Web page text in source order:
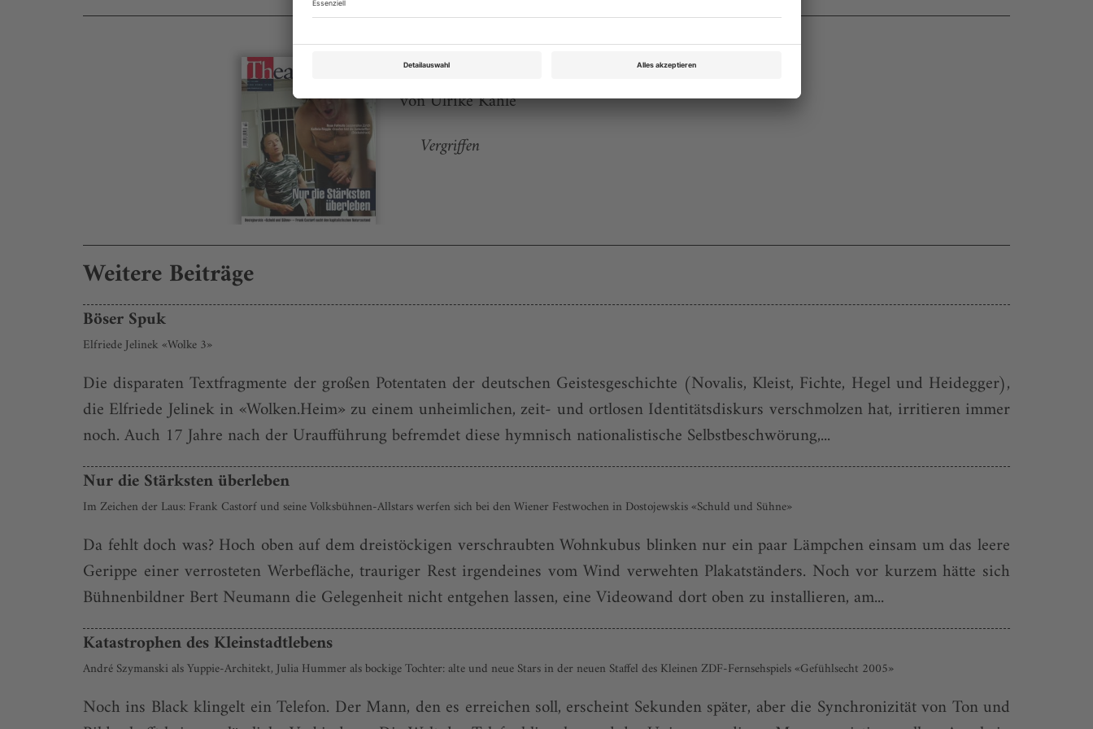
Theater heute Juli 2005
von Ulrike Kahle
Vergriffen
Weitere Beiträge
Böser Spuk
Elfriede Jelinek «Wolke 3»
Die disparaten Textfragmente der großen Potentaten der deutschen Geistesgeschichte (Novalis, Kleist, Fichte, Hegel und Heidegger),
die Elfriede Jelinek in «Wolken.Heim» zu einem unheimlichen, zeit- und ortlosen Identitätsdiskurs verschmolzen hat, irritieren immer
noch. Auch 17 Jahre nach der Uraufführung befremdet diese hymnisch nationalistische Selbstbeschwörung,...
Nur die Stärksten überleben
Im Zeichen der Laus: Frank Castorf und seine Volksbühnen-Allstars werfen sich bei den Wiener Festwochen in Dostojewskis «Schuld und Sühne»
Da fehlt doch was? Hoch oben auf dem dreistöckigen verschraubten Wohnkubus blinken nur ein paar Lämpchen einsam um das leere
Gerippe einer verrosteten Werbefläche, trauriger Rest irgendeines vom Wind verwehten Plakatständers. Noch vor kurzem hätte sich
Bühnenbildner Bert Neumann die Gelegenheit nicht entgehen lassen, eine Videowand dort oben zu installieren, am...
Katastrophen des Kleinstadtlebens
André Szymanski als Yuppie-Architekt, Julia Hummer als bockige Tochter: alte und neue Stars in der neuen Staffel des Kleinen ZDF-Fernsehspiels «Gefühlsecht 2005»
Noch ins Black klingelt ein Telefon. Der Mann, den es erreichen soll, erscheint Sekunden später, aber die Synchronizität von Ton und